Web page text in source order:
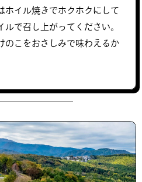
ホイル焼きでホクホクにして
で召し上がってください。
のこをおさしみで味わえるか